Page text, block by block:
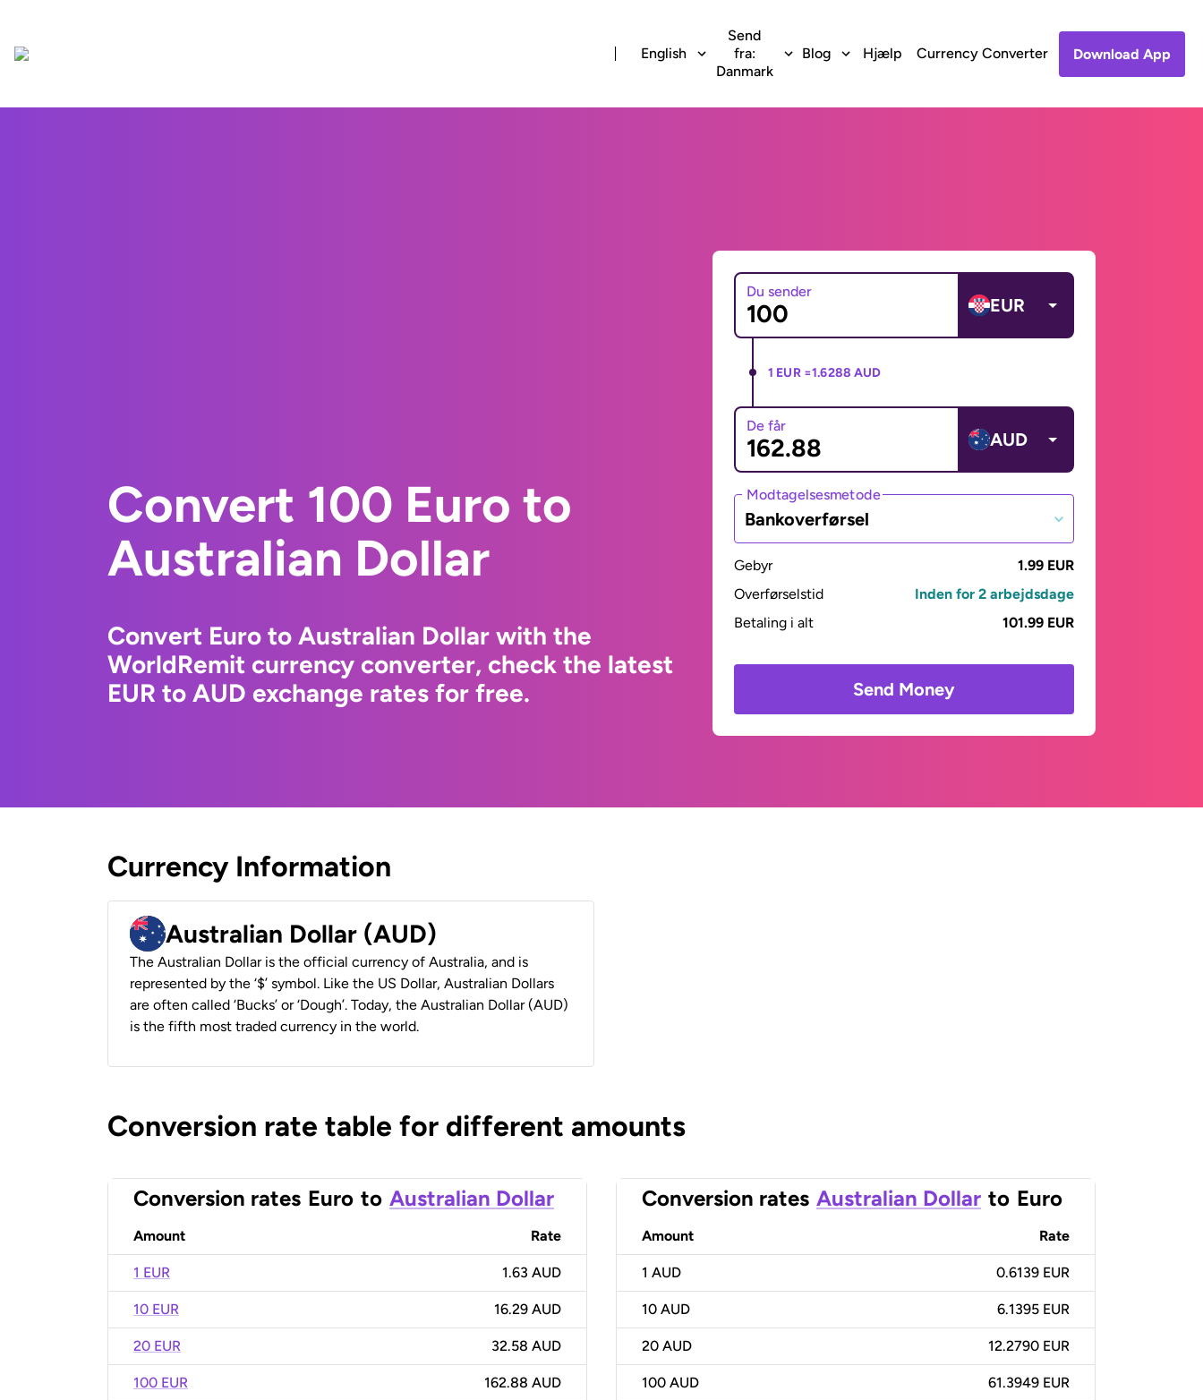
English
Send
fra:
Danmark
Blog Hjælp Currency Converter Download App
Convert 100 Euro to
Australian Dollar
Convert Euro to Australian Dollar with the
WorldRemit currency converter, check the latest
EUR to AUD exchange rates for free.
Du sender
EUR
1 EUR =1.6288 AUD
De får
AUD
Modtagelsesmetode
Bankoverførsel
Gebyr
1.99 EUR
Overførselstid
Inden for 2 arbejdsdage
Betaling i alt
101.99 EUR
Send Money
Currency Information
Australian Dollar (AUD)
The Australian Dollar is the official currency of Australia, and is
represented by the ‘$’ symbol. Like the US Dollar, Australian Dollars
are often called ‘Bucks’ or ‘Dough’. Today, the Australian Dollar (AUD)
is the fifth most traded currency in the world.
Conversion rate table for different amounts
Conversion rates Euro to Australian Dollar
Amount Rate
1 EUR 1.63 AUD
10 EUR 16.29 AUD
20 EUR 32.58 AUD
100 EUR 162.88 AUD
Conversion rates Australian Dollar to Euro
Amount Rate
1 AUD 0.6139 EUR
10 AUD 6.1395 EUR
20 AUD 12.2790 EUR
100 AUD 61.3949 EUR